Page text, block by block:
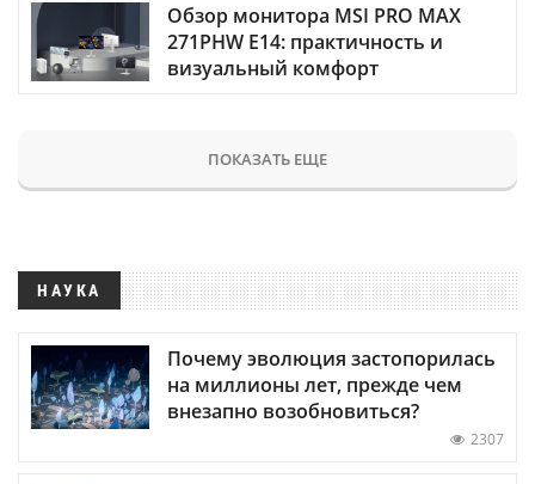
Обзор монитора MSI PRO MAX
271PHW E14: практичность и
визуальный комфорт
ПОКАЗАТЬ ЕЩЕ
НАУКА
Почему эволюция застопорилась
на миллионы лет, прежде чем
внезапно возобновиться?
2307